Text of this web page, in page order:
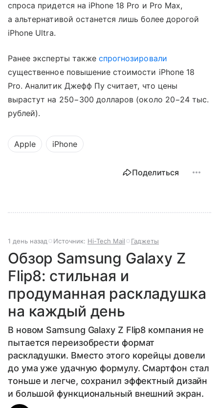
спроса придется на iPhone 18 Pro и Pro Max,
а альтернативой останется лишь более дорогой
iPhone Ultra.
Ранее эксперты такжеспрогнозировали
существенное повышение стоимости iPhone 18
Pro. Аналитик Джефф Пу считает, что цены
вырастут на 250−300 долларов (около 20−24 тыс.
рублей).
Apple iPhone
Поделиться
1 день назад Источник: Hi-Tech Mail Гаджеты
Обзор Samsung Galaxy Z
Flip8: стильная и
продуманная раскладушка
на каждый день
В новом Samsung Galaxy Z Flip8 компания не
пытается переизобрести формат
раскладушки. Вместо этого корейцы довели
до ума уже удачную формулу. Смартфон стал
тоньше и легче, сохранил эффектный дизайн
и большой функциональный внешний экран.